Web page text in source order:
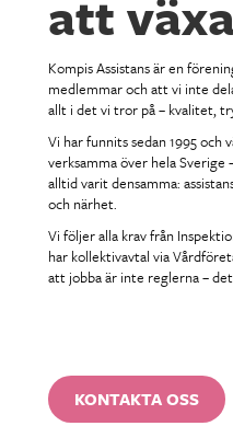
att
Kompis Assistans är en
medlemmar och att vi inte
allt i det vi tror på – kvalitet,
Vi har funnits sedan 1995 och
verksamma över hela Sverige
alltid varit densamma:
och närhet.
Vi följer alla krav från
har kollektivavtal via
att jobba är inte reglerna –
KONTAKTA OSS